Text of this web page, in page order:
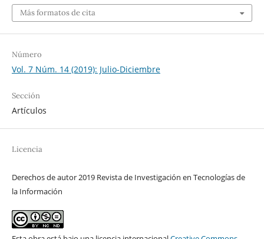
Más formatos de cita
Número
Vol. 7 Núm. 14 (2019): Julio-Diciembre
Sección
Artículos
Licencia
Derechos de autor 2019 Revista de Investigación en Tecnologías de
la Información